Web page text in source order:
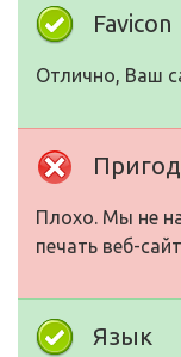
Favicon
Отлично, Ваш
Плохо. Мы не
печать веб-
Язык